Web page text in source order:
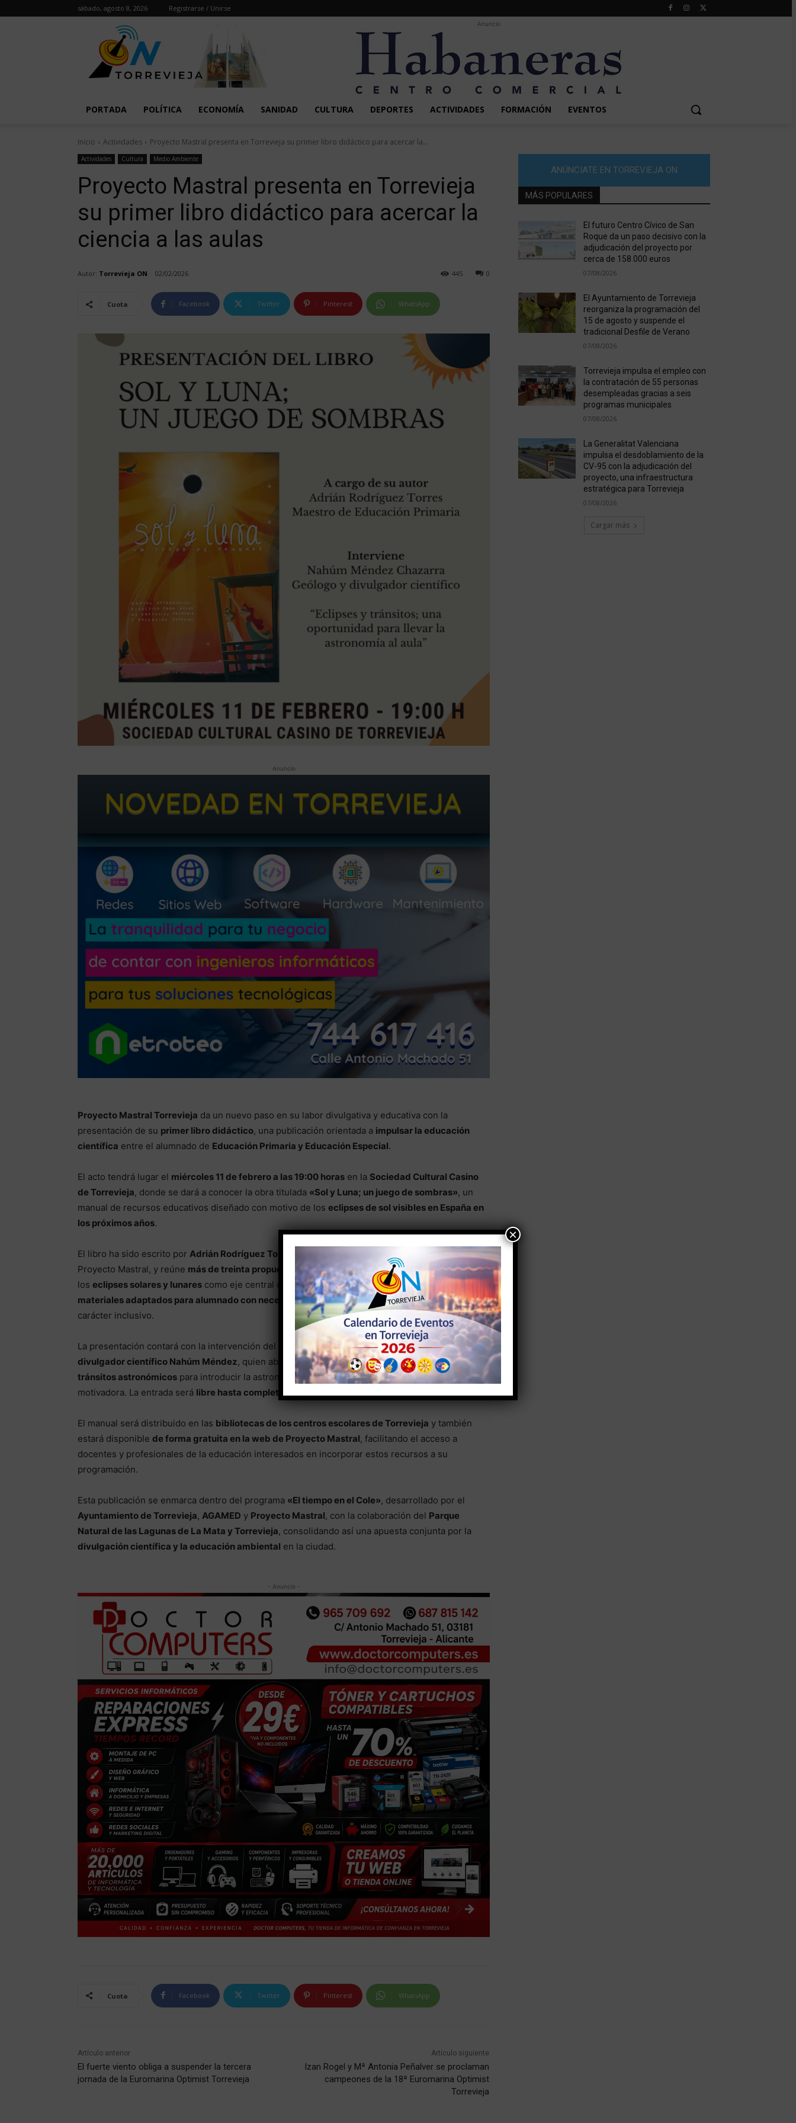
sábado, agosto 8, 2026 Registrarse / Unirse
Anuncio
PORTADA POLÍTICA ECONOMÍA SANIDAD CULTURA DEPORTES ACTIVIDADES FORMACIÓN EVENTOS
Inicio Actividades Proyecto Mastral presenta en Torrevieja su primer libro didáctico para acercar la...
Actividades Cultura Medio Ambiente
Proyecto Mastral presenta en Torrevieja
su primer libro didáctico para acercar la
ciencia a las aulas
Autor: Torrevieja ON 02/02/2026 0
445
Cuota Facebook Twitter Pinterest WhatsApp
Anuncio
Proyecto Mastral Torrevieja da un nuevo paso en su labor divulgativa y educativa con la
presentación de su primer libro didáctico, una publicación orientada a impulsar la educación
científica entre el alumnado de Educación Primaria y Educación Especial.
El acto tendrá lugar el miércoles 11 de febrero a las 19:00 horasen la Sociedad Cultural Casino
de Torrevieja, donde se dará a conocer la obra titulada «Sol y Luna; un juego de sombras», un
manual de recursos educativos diseñado con motivo de los eclipses de sol visibles en España en
los próximos años.
El libro ha sido escrito por Adrián Rodríguez Torres
, maestro de Educación Primaria y miembro de
Proyecto Mastral, y reúne más de treinta propuestas didácticas que permiten trabajar en el aula
los eclipses solares y lunarescomo eje central del aprendizaje. La publicación incluye además
materiales adaptados para alumnado con necesidades educativas especiales, reforzando su
carácter inclusivo.
La presentación contará con la intervención del autor y con unaconferencia del geólogo y
divulgador científico Nahúm Méndez, quien abordará la oportunidad que ofrecen loseclipses y
tránsitos astronómicospara introducir la astronomía en el ámbito educativo de forma práctica y
motivadora. La entrada será libre hasta completar aforo
El manual será distribuido en las bibliotecas de los centros escolares de Torrevieja y también
estará disponible de forma gratuita en la web de Proyecto Mastral, facilitando el acceso a
docentes y profesionales de la educación interesados en incorporar estos recursos a su
programación.
Esta publicación se enmarca dentro del programa «El tiempo en el Cole», desarrollado por el
Ayuntamiento de Torrevieja, AGAMED y Proyecto Mastral, con la colaboración del Parque
Natural de las Lagunas de La Mata y Torrevieja, consolidando así una apuesta conjunta por la
divulgación científica y la educación ambiental en la ciudad.
- Anuncio -
Cuota Facebook Twitter Pinterest WhatsApp
Artículo anterior
El fuerte viento obliga a suspender la tercera
jornada de la Euromarina Optimist Torrevieja
Artículo siguiente
Izan Rogel y Mª Antonia Peñalver se proclaman
campeones de la 18ª Euromarina Optimist
Torrevieja
ANÚNCIATE EN TORREVIEJA ON
MÁS POPULARES
El futuro Centro Cívico de San
Roque da un paso decisivo con la
adjudicación del proyecto por
cerca de 158.000 euros
07/08/2026
El Ayuntamiento de Torrevieja
reorganiza la programación del
15 de agosto y suspende el
tradicional Desfile de Verano
07/08/2026
Torrevieja impulsa el empleo con
la contratación de 55 personas
desempleadas gracias a seis
programas municipales
07/08/2026
La Generalitat Valenciana
impulsa el desdoblamiento de la
CV-95 con la adjudicación del
proyecto, una infraestructura
estratégica para Torrevieja
07/08/2026
Cargar más
×